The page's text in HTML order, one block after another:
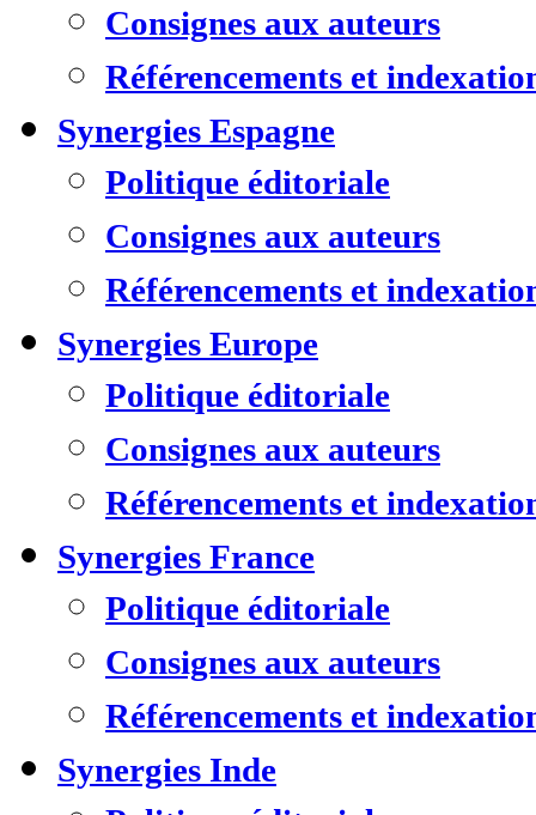
Consignes aux auteurs
Référencements et
Synergies Espagne
Politique éditoriale
Consignes aux auteurs
Référencements et
Synergies Europe
Politique éditoriale
Consignes aux auteurs
Référencements et
Synergies France
Politique éditoriale
Consignes aux auteurs
Référencements et
Synergies Inde